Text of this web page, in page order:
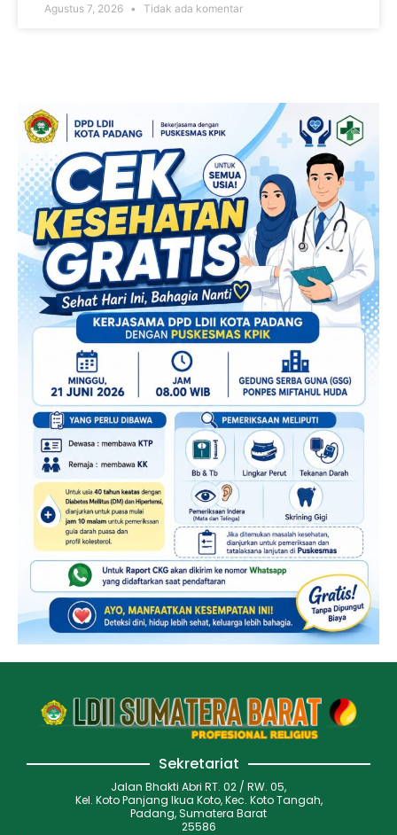
Agustus 7, 2026 Tidak ada komentar
Sekretariat
Jalan Bhakti Abri RT. 02 / RW. 05,
Kel. Koto Panjang Ikua Koto, Kec. Koto Tangah,
Padang, Sumatera Barat
25586